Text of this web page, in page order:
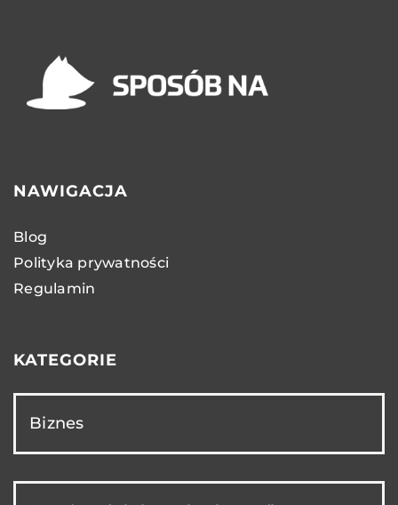
NAWIGACJA
Blog
Polityka prywatności
Regulamin
KATEGORIE
Biznes